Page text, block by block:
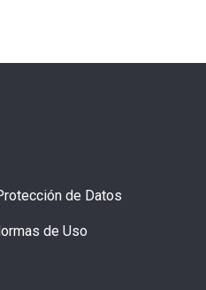
de Datos
de Uso